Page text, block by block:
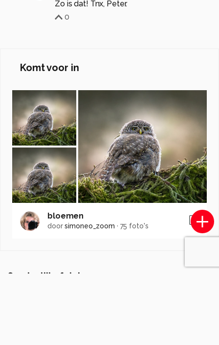
Zo is dat! Tnx, Peter.
0
Komt voor in
bloemen
doorsimoneo_zoom · 75 foto's
Soortgelijke foto's